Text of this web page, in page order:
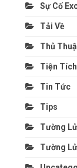
Sự Cố
Tải Về
Thủ
Tiện Tích
Tin Tức
Tips
Tường
Tường